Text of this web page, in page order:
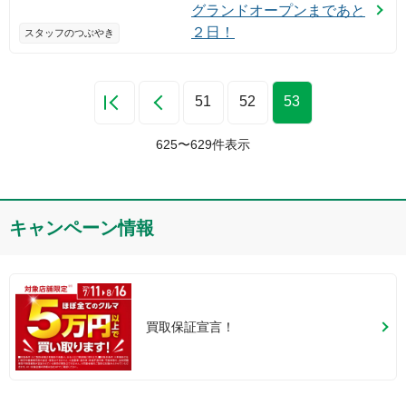
スタッフのつぶやき
グランドオープンまであと
２日！
51 52 53
625〜629件表示
キャンペーン情報
買取保証宣言！